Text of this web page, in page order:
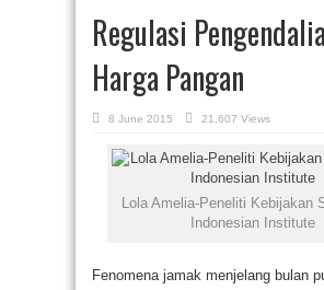
Regulasi
Harga Pangan
8 June 2015 21,607 Views
Lola Amelia-Peneliti Kebijakan
Indonesian Institute
Fenomena jamak menjelang bulan